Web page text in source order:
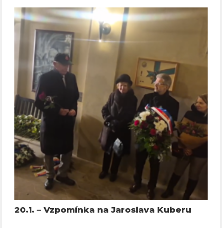
20.1. – Vzpomínka na Jaroslava Kuberu